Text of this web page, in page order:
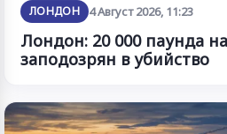
ЛОНДОН 4 Август 2026, 11:23
Лондон: 20 000 паунда
заподозрян в убийство